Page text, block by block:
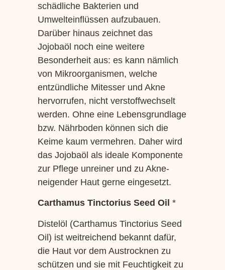
schädliche Bakterien und
Umwelteinflüssen aufzubauen.
Darüber hinaus zeichnet das
Jojobaöl noch eine weitere
Besonderheit aus: es kann nämlich
von Mikroorganismen, welche
entzündliche Mitesser und Akne
hervorrufen, nicht verstoffwechselt
werden. Ohne eine Lebensgrundlage
bzw. Nährboden können sich die
Keime kaum vermehren. Daher wird
das Jojobaöl als ideale Komponente
zur Pflege unreiner und zu Akne-
neigender Haut gerne eingesetzt.
Carthamus Tinctorius Seed Oil *
Distelöl (Carthamus Tinctorius Seed
Oil) ist weitreichend bekannt dafür,
die Haut vor dem Austrocknen zu
schützen und sie mit Feuchtigkeit zu